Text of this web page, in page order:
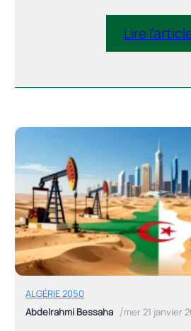
déficitaire. Cet article
vulnérabilités profondes
publiques algériennes et
Lire
ALGÉRIE 2050
Abdelrahmi Bessaha /mer 21 janvier